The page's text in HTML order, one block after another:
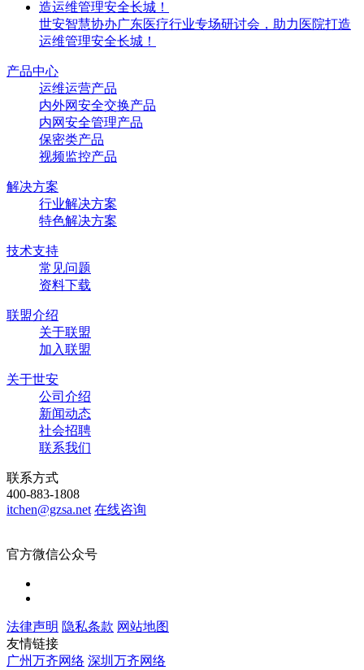
世安智慧协办广东医疗行业专场研讨会，助力医院打造
运维管理安全长城！
产品中心
运维运营产品
内外网安全交换产品
内网安全管理产品
保密类产品
视频监控产品
解决方案
行业解决方案
特色解决方案
技术支持
常见问题
资料下载
联盟介绍
关于联盟
加入联盟
关于世安
公司介绍
新闻动态
社会招聘
联系我们
联系方式
400-883-1808
itchen@gzsa.net 在线咨询
官方微信公众号
法律声明 隐私条款 网站地图
友情链接
广州万齐网络 深圳万齐网络